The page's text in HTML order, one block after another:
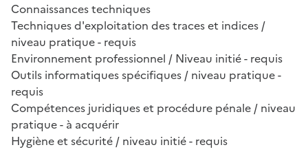
Connaissances techniques
Techniques d'exploitation des traces et indices /
niveau pratique - requis
Environnement professionnel / Niveau initié - requis
Outils informatiques spécifiques / niveau pratique -
requis
Compétences juridiques et procédure pénale / niveau
pratique - à acquérir
Hygiène et sécurité / niveau initié - requis